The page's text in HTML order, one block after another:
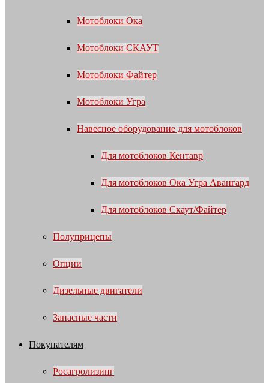
Мотоблоки Ока
Мотоблоки СКАУТ
Мотоблоки Файтер
Мотоблоки Угра
Навесное оборудование для мотоблоков
Для мотоблоков Кентавр
Для мотоблоков Ока Угра Авангард
Для мотоблоков Скаут/Файтер
Полуприцепы
Опции
Дизельные двигатели
Запасные части
Покупателям
Росагролизинг